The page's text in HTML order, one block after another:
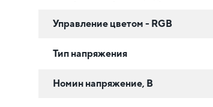
Управление цветом - RGB
Тип напряжения
Номин напряжение, В